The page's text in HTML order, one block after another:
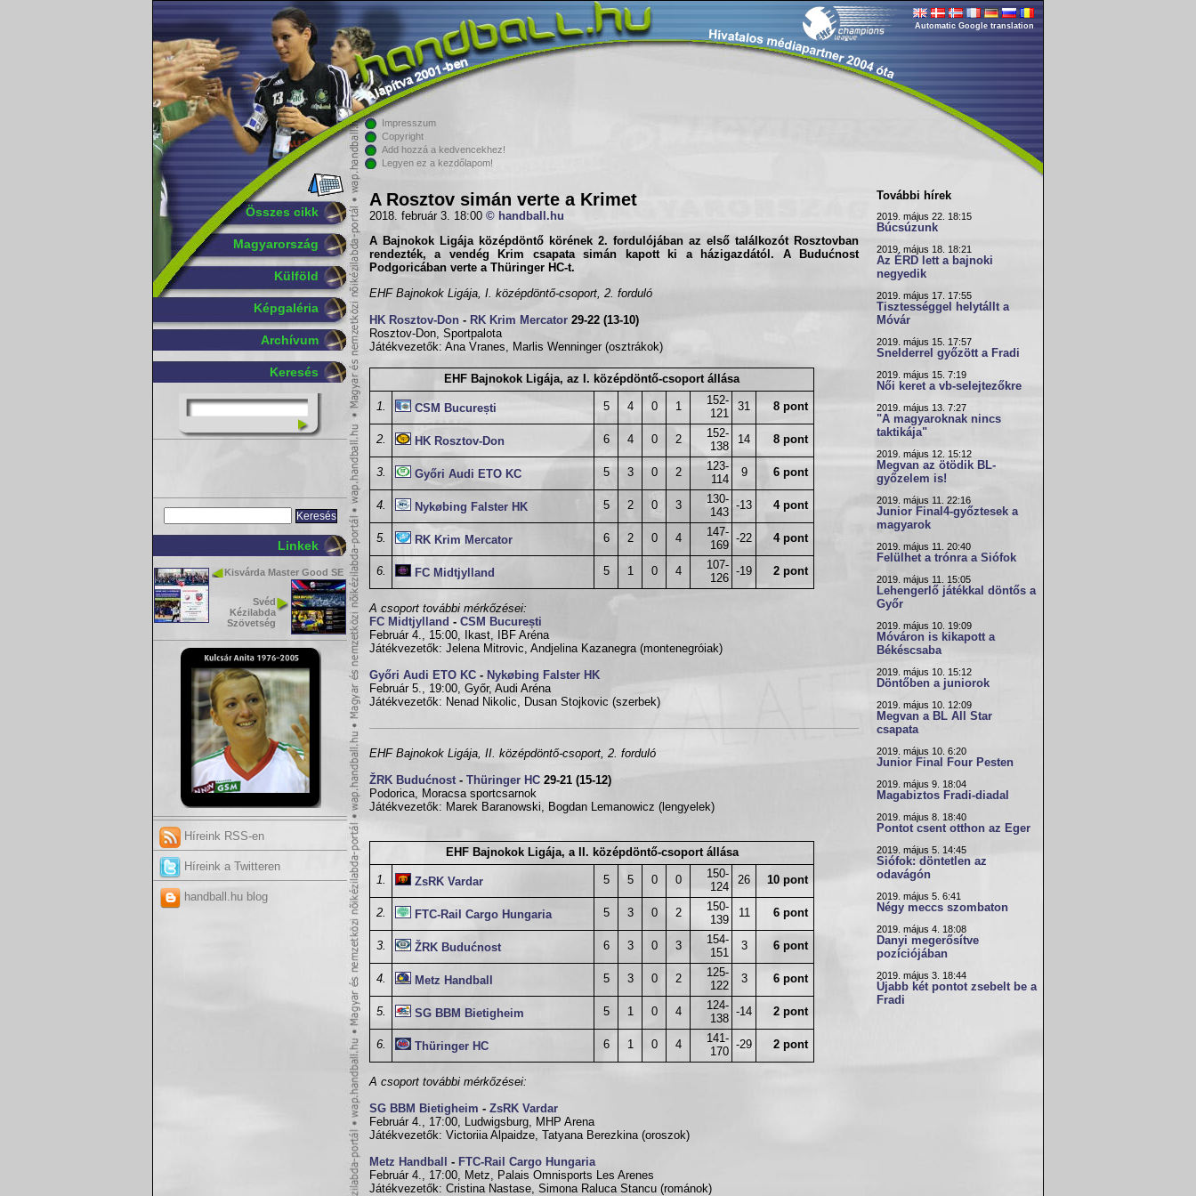
Összes cikk
Magyarország
Külföld
Képgaléria
Archívum
Keresés
Linkek
Kisvárda Master Good SE
Svéd
Kézilabda
Szövetség
Híreink RSS-en
Híreink a Twitteren
handball.hu blog
Automatic Google translation
Impresszum
Copyright
Add hozzá a kedvencekhez!
Legyen ez a kezdőlapom!
A Rosztov simán verte a Krimet
2018. február 3. 18:00 © handball.hu
A Bajnokok Ligája középdöntő körének 2. fordulójában az első találkozót Rosztovban
rendezték, a vendég Krim csapata simán kapott ki a házigazdától. A Budućnost
Podgoricában verte a Thüringer HC-t.
EHF Bajnokok Ligája, I. középdöntő-csoport, 2. forduló
HK Rosztov-Don - RK Krim Mercator 29-22 (13-10)
Rosztov-Don, Sportpalota
Játékvezetők: Ana Vranes, Marlis Wenninger (osztrákok)
EHF Bajnokok Ligája, az I. középdöntő-csoport állása
1. CSM București 5 4 0 1
152-
121
31 8 pont
2. HK Rosztov-Don 6 4 0 2
152-
138
14 8 pont
3. Győri Audi ETO KC 5 3 0 2
123-
114
9 6 pont
4. Nykøbing Falster HK 5 2 0 3
130-
143
-13 4 pont
5. RK Krim Mercator 6 2 0 4
147-
169
-22 4 pont
6. FC Midtjylland 5 1 0 4
107-
126
-19 2 pont
A csoport további mérkőzései:
FC Midtjylland - CSM București
Február 4., 15:00, Ikast, IBF Aréna
Játékvezetők: Jelena Mitrovic, Andjelina Kazanegra (montenegróiak)
Győri Audi ETO KC - Nykøbing Falster HK
Február 5., 19:00, Győr, Audi Aréna
Játékvezetők: Nenad Nikolic, Dusan Stojkovic (szerbek)
EHF Bajnokok Ligája, II. középdöntő-csoport, 2. forduló
ŽRK Budućnost - Thüringer HC 29-21 (15-12)
Podorica, Moracsa sportcsarnok
Játékvezetők: Marek Baranowski, Bogdan Lemanowicz (lengyelek)
EHF Bajnokok Ligája, a II. középdöntő-csoport állása
1. ZsRK Vardar 5 5 0 0
150-
124
26 10 pont
2. FTC-Rail Cargo Hungaria 5 3 0 2
150-
139
11 6 pont
3. ŽRK Budućnost 6 3 0 3
154-
151
3 6 pont
4. Metz Handball 5 3 0 2
125-
122
3 6 pont
5. SG BBM Bietigheim 5 1 0 4
124-
138
-14 2 pont
6. Thüringer HC 6 1 0 4
141-
170
-29 2 pont
A csoport további mérkőzései:
SG BBM Bietigheim - ZsRK Vardar
Február 4., 17:00, Ludwigsburg, MHP Arena
Játékvezetők: Victoriia Alpaidze, Tatyana Berezkina (oroszok)
Metz Handball - FTC-Rail Cargo Hungaria
Február 4., 17:00, Metz, Palais Omnisports Les Arenes
Játékvezetők: Cristina Nastase, Simona Raluca Stancu (románok)
További hírek
2019. május 22. 18:15
Búcsúzunk
2019. május 18. 18:21
Az ÉRD lett a bajnoki
negyedik
2019. május 17. 17:55
Tisztességgel helytállt a
Móvár
2019. május 15. 17:57
Snelderrel győzött a Fradi
2019. május 15. 7:19
Női keret a vb-selejtezőkre
2019. május 13. 7:27
"A magyaroknak nincs
taktikája"
2019. május 12. 15:12
Megvan az ötödik BL-
győzelem is!
2019. május 11. 22:16
Junior Final4-győztesek a
magyarok
2019. május 11. 20:40
Felülhet a trónra a Siófok
2019. május 11. 15:05
Lehengerlő játékkal döntős a
Győr
2019. május 10. 19:09
Móváron is kikapott a
Békéscsaba
2019. május 10. 15:12
Döntőben a juniorok
2019. május 10. 12:09
Megvan a BL All Star
csapata
2019. május 10. 6:20
Junior Final Four Pesten
2019. május 9. 18:04
Magabiztos Fradi-diadal
2019. május 8. 18:40
Pontot csent otthon az Eger
2019. május 5. 14:45
Siófok: döntetlen az
odavágón
2019. május 5. 6:41
Négy meccs szombaton
2019. május 4. 18:08
Danyi megerősítve
pozíciójában
2019. május 3. 18:44
Újabb két pontot zsebelt be a
Fradi